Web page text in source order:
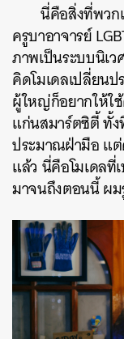
นี่คือสิ่งที่พวก
ครูบาอาจารย์
ภาพเป็นระบบนิเว
คิดโมเดลเปลี่ยน
ผู้ใหญ่ก็อยากให้ใ
แก่นสมาร์ตซิตี้ ทั้
ประมาณฝ่ามือ แ
แล้ว นี่คือโมเดลที่
มาจนถึงตอนนี้ ผ